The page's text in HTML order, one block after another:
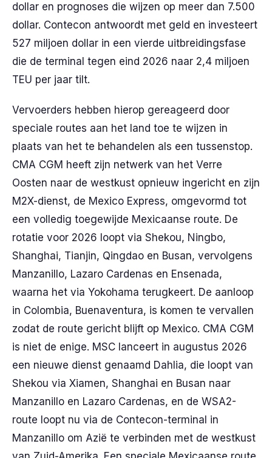
dollar en prognoses die wijzen op meer dan 7.500
dollar. Contecon antwoordt met geld en investeert
527 miljoen dollar in een vierde uitbreidingsfase
die de terminal tegen eind 2026 naar 2,4 miljoen
TEU per jaar tilt.
Vervoerders hebben hierop gereageerd door
speciale routes aan het land toe te wijzen in
plaats van het te behandelen als een tussenstop.
CMA CGM heeft zijn netwerk van het Verre
Oosten naar de westkust opnieuw ingericht en zijn
M2X-dienst, de Mexico Express, omgevormd tot
een volledig toegewijde Mexicaanse route. De
rotatie voor 2026 loopt via Shekou, Ningbo,
Shanghai, Tianjin, Qingdao en Busan, vervolgens
Manzanillo, Lazaro Cardenas en Ensenada,
waarna het via Yokohama terugkeert. De aanloop
in Colombia, Buenaventura, is komen te vervallen
zodat de route gericht blijft op Mexico. CMA CGM
is niet de enige. MSC lanceert in augustus 2026
een nieuwe dienst genaamd Dahlia, die loopt van
Shekou via Xiamen, Shanghai en Busan naar
Manzanillo en Lazaro Cardenas, en de WSA2-
route loopt nu via de Contecon-terminal in
Manzanillo om Azië te verbinden met de westkust